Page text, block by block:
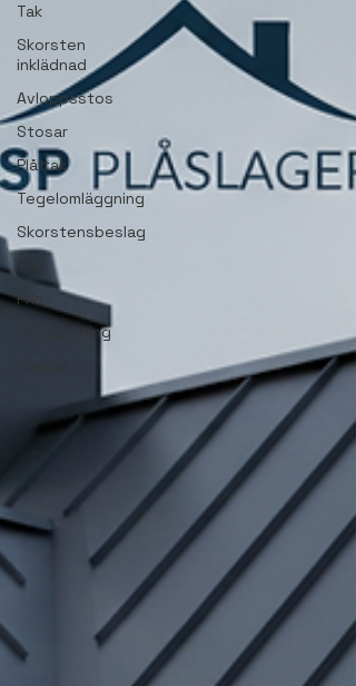
Tak
Skorsten
inklädnad
Avloppsstos
Stosar
Plåttak
Tegelomläggning
Skorstensbeslag
Pris
Skivtäckning